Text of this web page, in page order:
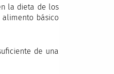
la dieta de los
básico
de una